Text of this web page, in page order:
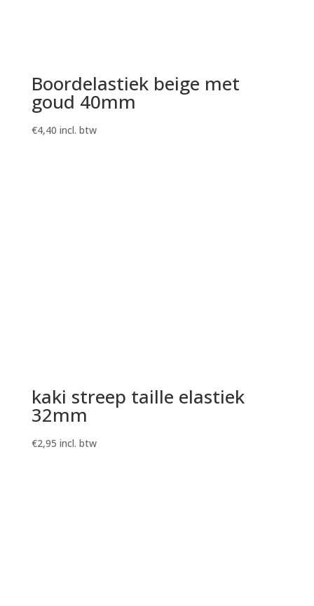
Boordelastiek beige met
goud 40mm
€4,40 incl. btw
kaki streep taille elastiek
32mm
€2,95 incl. btw